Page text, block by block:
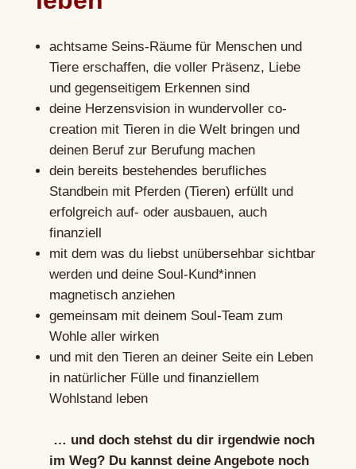
achtsame Seins-Räume für Menschen und
Tiere erschaffen, die voller Präsenz, Liebe
und gegenseitigem Erkennen sind
deine Herzensvision in wundervoller co-
creation mit Tieren in die Welt bringen und
deinen Beruf zur Berufung machen
dein bereits bestehendes berufliches
Standbein mit Pferden (Tieren) erfüllt und
erfolgreich auf- oder ausbauen, auch
finanziell
mit dem was du liebst unübersehbar sichtbar
werden und deine Soul-Kund*innen
magnetisch anziehen
gemeinsam mit deinem Soul-Team zum
Wohle aller wirken
und mit den Tieren an deiner Seite ein Leben
in natürlicher Fülle und finanziellem
Wohlstand leben
… und doch stehst du dir irgendwie noch
im Weg? Du kannst deine Angebote noch